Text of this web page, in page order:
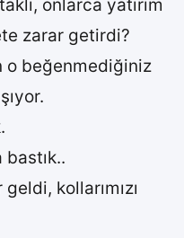
onlarca yatırım
zarar getirdi?
o beğenmediğiniz
kollarımızı